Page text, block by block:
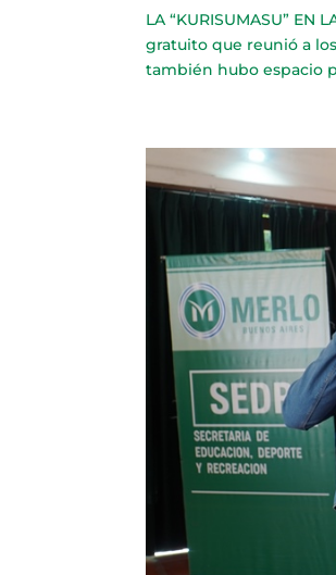
LA “KURISUMASU”
gratuito que reunió a
también hubo espacio